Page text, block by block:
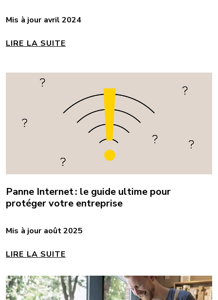
Mis à jour avril 2024
LIRE LA SUITE
Panne Internet : le guide ultime pour
protéger votre entreprise
Mis à jour août 2025
LIRE LA SUITE